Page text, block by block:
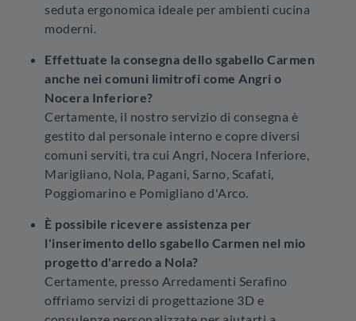
seduta ergonomica ideale per ambienti cucina
moderni.
Effettuate la consegna dello sgabello Carmen
anche nei comuni limitrofi come Angri o
Nocera Inferiore?
Certamente, il nostro servizio di consegna è
gestito dal personale interno e copre diversi
comuni serviti, tra cui Angri, Nocera Inferiore,
Marigliano, Nola, Pagani, Sarno, Scafati,
Poggiomarino e Pomigliano d'Arco.
È possibile ricevere assistenza per
l'inserimento dello sgabello Carmen nel mio
progetto d'arredo a Nola?
Certamente, presso Arredamenti Serafino
offriamo servizi di progettazione 3D e